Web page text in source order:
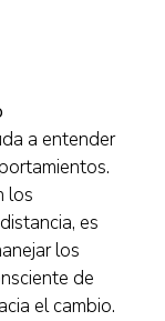
a entender
los
es
los
de
el cambio.